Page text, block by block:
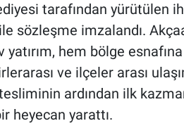
tarafından yürütülen
sözleşme imzalandı.
yatırım, hem bölge
ve ilçeler arası
ardından ilk
heyecan yarattı.